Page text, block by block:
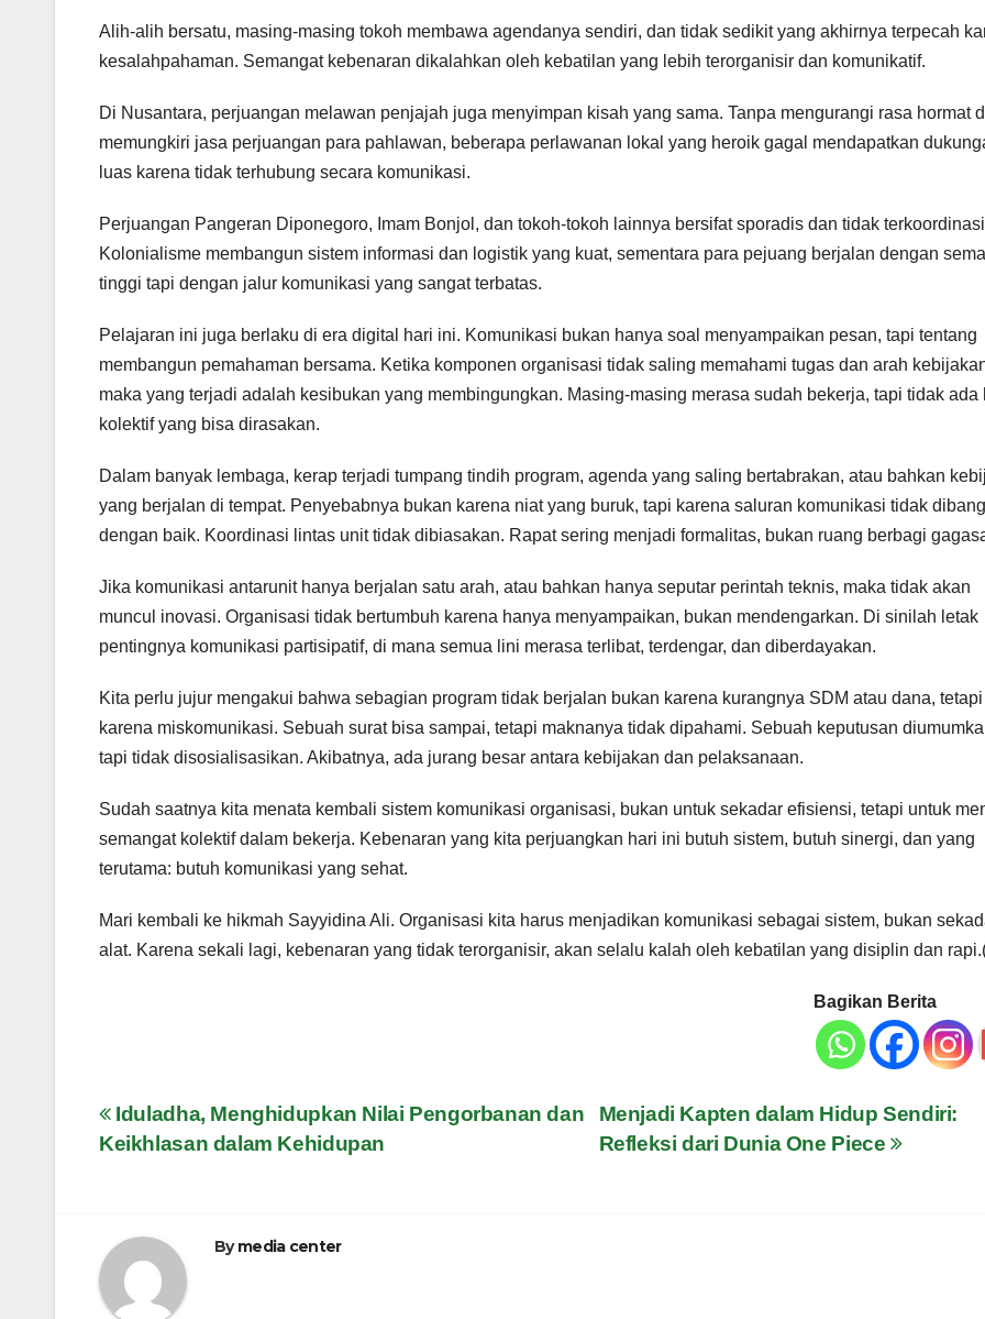
Alih-alih bersatu, masing-masing tokoh membawa agendanya sendiri, dan tidak sedikit yang akhirnya terpecah
kesalahpahaman. Semangat kebenaran dikalahkan oleh kebatilan yang lebih terorganisir dan komunikatif.
Di Nusantara, perjuangan melawan penjajah juga menyimpan kisah yang sama. Tanpa mengurangi rasa hormat
memungkiri jasa perjuangan para pahlawan, beberapa perlawanan lokal yang heroik gagal mendapatkan
luas karena tidak terhubung secara komunikasi.
Perjuangan Pangeran Diponegoro, Imam Bonjol, dan tokoh-tokoh lainnya bersifat sporadis dan tidak
Kolonialisme membangun sistem informasi dan logistik yang kuat, sementara para pejuang berjalan dengan
tinggi tapi dengan jalur komunikasi yang sangat terbatas.
Pelajaran ini juga berlaku di era digital hari ini. Komunikasi bukan hanya soal menyampaikan pesan, tapi tentang
membangun pemahaman bersama. Ketika komponen organisasi tidak saling memahami tugas dan arah
maka yang terjadi adalah kesibukan yang membingungkan. Masing-masing merasa sudah bekerja, tapi tidak ada
kolektif yang bisa dirasakan.
Dalam banyak lembaga, kerap terjadi tumpang tindih program, agenda yang saling bertabrakan, atau bahkan
yang berjalan di tempat. Penyebabnya bukan karena niat yang buruk, tapi karena saluran komunikasi tidak
dengan baik. Koordinasi lintas unit tidak dibiasakan. Rapat sering menjadi formalitas, bukan ruang berbagi
Jika komunikasi antarunit hanya berjalan satu arah, atau bahkan hanya seputar perintah teknis, maka tidak akan
muncul inovasi. Organisasi tidak bertumbuh karena hanya menyampaikan, bukan mendengarkan. Di sinilah letak
pentingnya komunikasi partisipatif, di mana semua lini merasa terlibat, terdengar, dan diberdayakan.
Kita perlu jujur mengakui bahwa sebagian program tidak berjalan bukan karena kurangnya SDM atau dana, tetapi
karena miskomunikasi. Sebuah surat bisa sampai, tetapi maknanya tidak dipahami. Sebuah keputusan
tapi tidak disosialisasikan. Akibatnya, ada jurang besar antara kebijakan dan pelaksanaan.
Sudah saatnya kita menata kembali sistem komunikasi organisasi, bukan untuk sekadar efisiensi, tetapi untuk
semangat kolektif dalam bekerja. Kebenaran yang kita perjuangkan hari ini butuh sistem, butuh sinergi, dan yang
terutama: butuh komunikasi yang sehat.
Mari kembali ke hikmah Sayyidina Ali. Organisasi kita harus menjadikan komunikasi sebagai sistem, bukan
alat. Karena sekali lagi, kebenaran yang tidak terorganisir, akan selalu kalah oleh kebatilan yang disiplin dan
Bagikan Berita
Navigasi
Menjadi Kapten dalam Hidup Sendiri:
Refleksi dari Dunia One Piece
Iduladha, Menghidupkan Nilai Pengorbanan dan
Keikhlasan dalam Kehidupan
Bymedia center